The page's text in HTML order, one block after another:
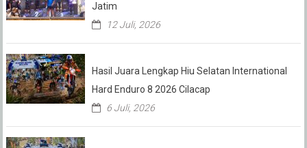
Jatim
12 Juli, 2026
Hasil Juara Lengkap Hiu Selatan International
Hard Enduro 8 2026 Cilacap
6 Juli, 2026